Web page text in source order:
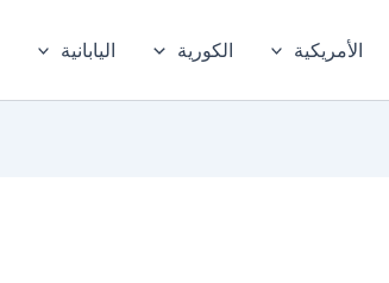
الأمريكية الكورية اليابانية